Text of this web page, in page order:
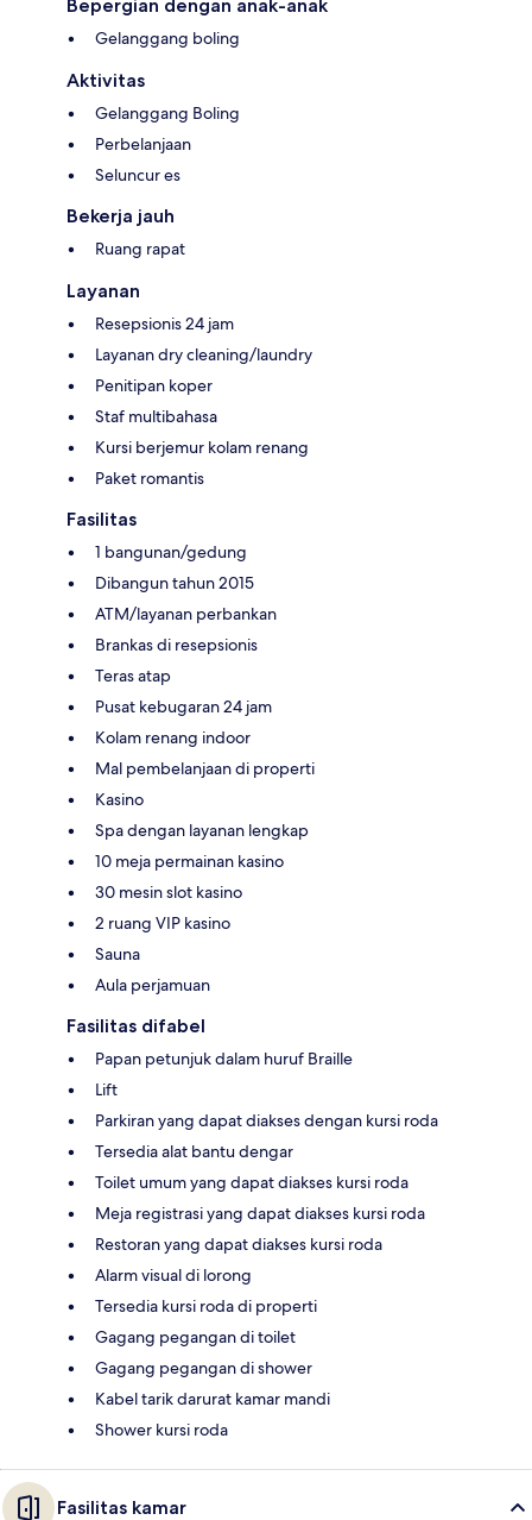
Bepergian dengan anak-anak
Gelanggang boling
Aktivitas
Gelanggang Boling
Perbelanjaan
Seluncur es
Bekerja jauh
Ruang rapat
Layanan
Resepsionis 24 jam
Layanan dry cleaning/laundry
Penitipan koper
Staf multibahasa
Kursi berjemur kolam renang
Paket romantis
Fasilitas
1 bangunan/gedung
Dibangun tahun 2015
ATM/layanan perbankan
Brankas di resepsionis
Teras atap
Pusat kebugaran 24 jam
Kolam renang indoor
Mal pembelanjaan di properti
Kasino
Spa dengan layanan lengkap
10 meja permainan kasino
30 mesin slot kasino
2 ruang VIP kasino
Sauna
Aula perjamuan
Fasilitas difabel
Papan petunjuk dalam huruf Braille
Lift
Parkiran yang dapat diakses dengan kursi roda
Tersedia alat bantu dengar
Toilet umum yang dapat diakses kursi roda
Meja registrasi yang dapat diakses kursi roda
Restoran yang dapat diakses kursi roda
Alarm visual di lorong
Tersedia kursi roda di properti
Gagang pegangan di toilet
Gagang pegangan di shower
Kabel tarik darurat kamar mandi
Shower kursi roda
Fasilitas kamar